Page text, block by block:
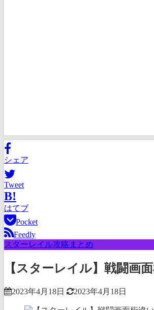
シェア
Tweet
B!
はてブ
Pocket
Feedly
スターレイル攻略まとめ
【スターレイル】戦闘画
2023年4月18日 2023年4月18日